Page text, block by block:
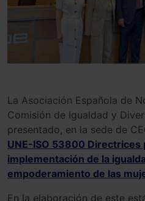
La Asociación Española de
Comisión de Igualdad y
presentado, en la sede de
UNE-ISO 53800 Directrices
implementación de la
empoderamiento de las
En la elaboración de este